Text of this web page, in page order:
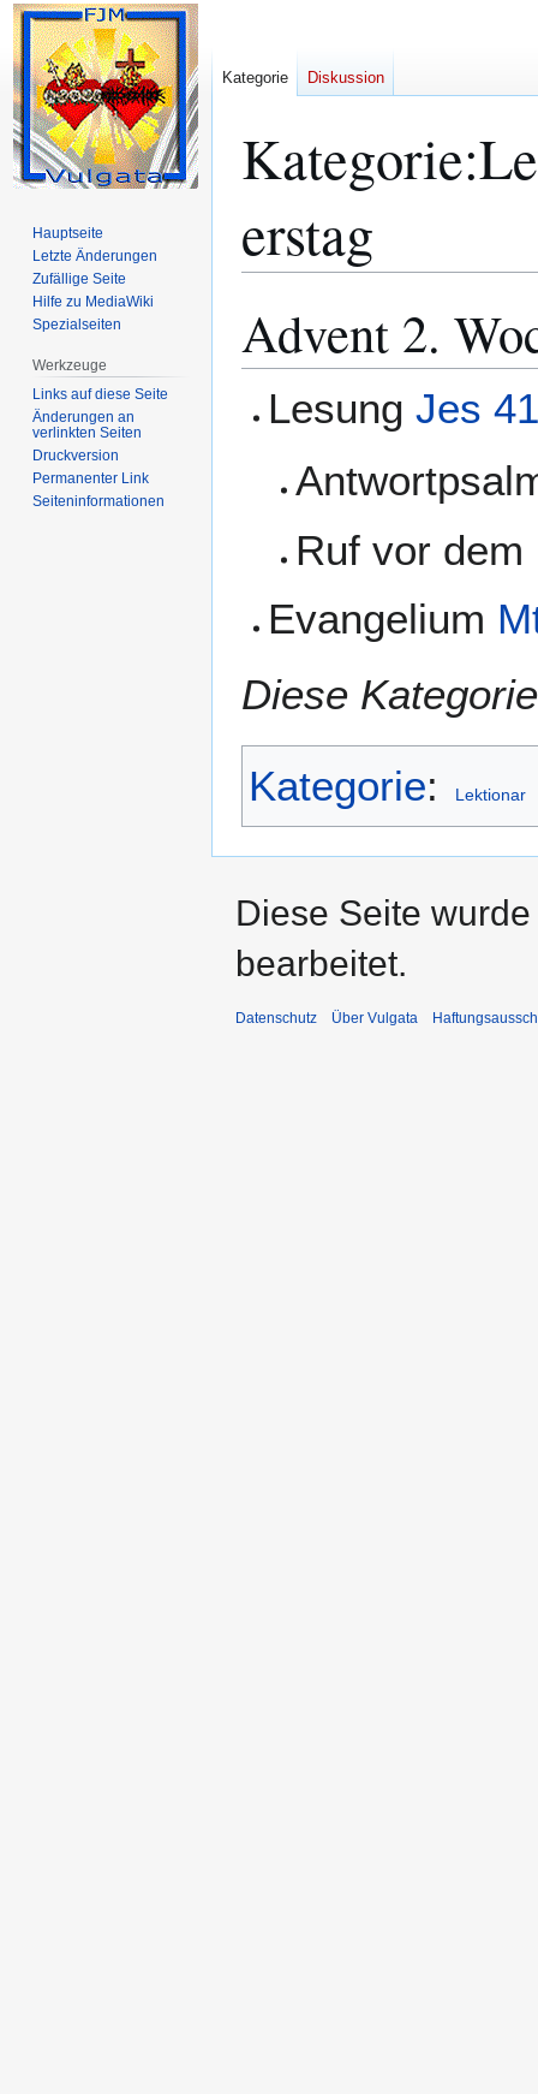
Kategorie:
erstag
Navigation
Suche
Advent 2.
LesungJes
Ruf vor
Evangelium
Diese
Kategorie: Lektionar
Kategorie Diskussion
Hauptseite
Letzte Änderungen
Zufällige Seite
Hilfe zu MediaWiki
Spezialseiten
Werkzeuge
Links auf diese Seite
Änderungen an
verlinkten Seiten
Druckversion
Permanenter Link
Seiten­­informationen
Diese Seite
bearbeitet.
Datenschutz Über Vulgata